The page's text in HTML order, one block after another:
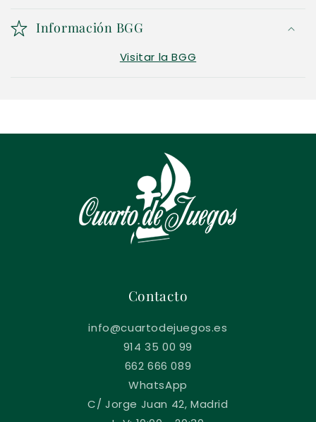
Información BGG
Visitar la BGG
Contacto
info@cuartodejuegos.es
914 35 00 99
662 666 089
WhatsApp
C/ Jorge Juan 42, Madrid